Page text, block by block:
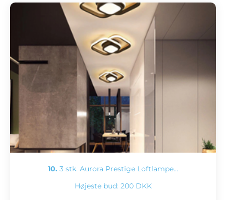
10. 3 stk. Aurora Prestige Loftlampe…
Højeste bud: 200 DKK